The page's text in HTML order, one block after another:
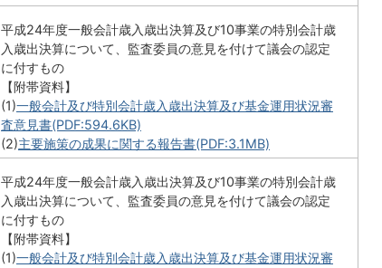
平成24年度一般会計歳入歳出決算及び10事業の特別会計歳
入歳出決算について、監査委員の意見を付けて議会の認定
に付すもの
【附帯資料】
(1)一般会計及び特別会計歳入歳出決算及び基金運用状況審
査意見書(PDF:594.6KB)
(2)主要施策の成果に関する報告書(PDF:3.1MB)
平成24年度一般会計歳入歳出決算及び10事業の特別会計歳
入歳出決算について、監査委員の意見を付けて議会の認定
に付すもの
【附帯資料】
(1)一般会計及び特別会計歳入歳出決算及び基金運用状況審